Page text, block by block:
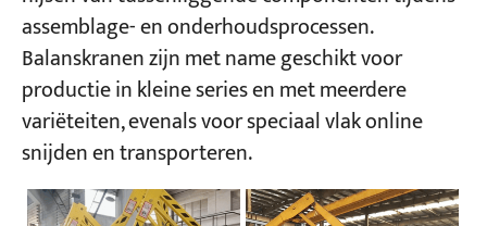
Projecten
Bloggen
Nieuws
Toepassingen
Over ons
Contacteer ons
assemblage- en onderhoudsprocessen.
Balanskranen zijn met name geschikt voor
productie in kleine series en met meerdere
variëteiten, evenals voor speciaal vlak online
snijden en transporteren.